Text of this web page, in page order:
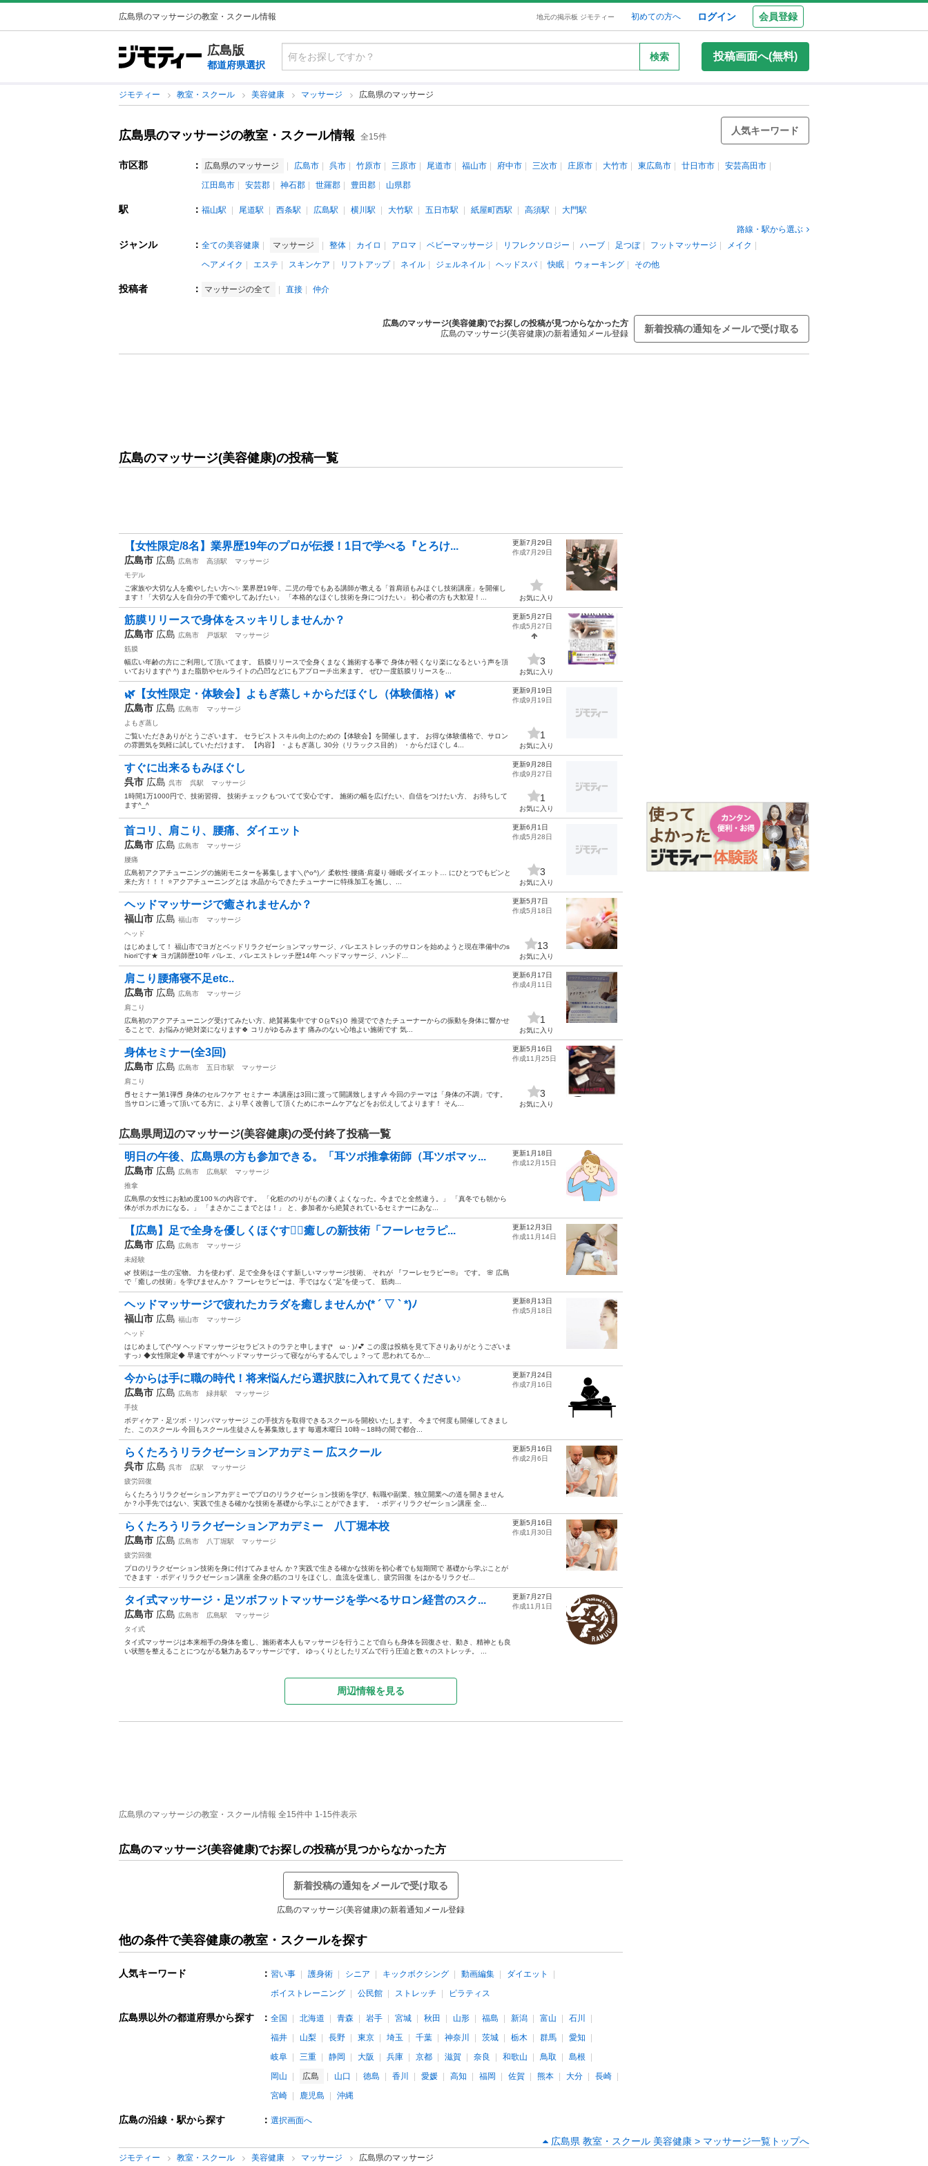
広島県のマッサージの教室・スクール情報 地元の掲示板 ジモティー 初めての方へ ログイン 会員登録
広島版
都道府県選択
検索 投稿画面へ(無料)
ジモティー 教室・スクール 美容健康 マッサージ 広島県のマッサージ
広島県のマッサージの教室・スクール情報 全15件
人気キーワード
市区郡 ： 広島県のマッサージ 広島市 呉市 竹原市 三原市 尾道市 福山市 府中市 三次市 庄原市 大竹市 東広島市 廿日市市
安芸高田市
江田島市
安芸郡 神石郡 世羅郡 豊田郡 山県郡
駅 ： 福山駅 尾道駅 西条駅 広島駅 横川駅 大竹駅 五日市駅 紙屋町西駅 高須駅
大門駅
路線・駅から選ぶ
ジャンル ： 全ての美容健康 マッサージ 整体 カイロ アロマ ベビーマッサージ リフレクソロジー ハーブ 足つぼ フットマッサージ
メイク
ヘアメイク
エステ スキンケア リフトアップ ネイル ジェルネイル ヘッドスパ 快眠 ウォーキング その他
投稿者 ： マッサージの全て 直接 仲介
広島のマッサージ(美容健康)でお探しの投稿が見つからなかった方
広島のマッサージ(美容健康)の新着通知メール登録
新着投稿の通知をメールで受け取る
広島のマッサージ(美容健康)の投稿一覧
【女性限定/8名】業界歴19年のプロが伝授！1日で学べる『とろけ...
広島市 広島 広島市 高須駅
マッサージ
モデル
ご家族や大切な人を癒やしたい方へ✨ 業界歴19年、二児の母でもある講師が教える「首肩頭もみほぐし技術講座」を開催し
ます！ ​「大切な人を自分の手で癒やしてあげたい」 「本格的なほぐし技術を身につけたい」 初心者の方も大歓迎！...
更新7月29日
作成7月29日
お気に入り
筋膜リリースで身体をスッキリしませんか？
広島市 広島 広島市 戸坂駅
マッサージ
筋膜
幅広い年齢の方にご利用して頂いてます。 筋膜リリースで全身くまなく施術する事で 身体が軽くなり楽になるという声を頂
いております(^ ^) また脂肪やセルライトの凸凹などにもアプローチ出来ます。 ぜひ一度筋膜リリースを...
更新5月27日
作成5月27日
3
お気に入り
🌿【女性限定・体験会】よもぎ蒸し＋からだほぐし（体験価格）🌿
広島市 広島 広島市
マッサージ
よもぎ蒸し
ご覧いただきありがとうございます。 セラピストスキル向上のための【体験会】を開催します。 お得な体験価格で、サロン
の雰囲気を気軽に試していただけます。 【内容】 ・よもぎ蒸し 30分（リラックス目的） ・からだほぐし 4...
更新9月19日
作成9月19日
1
お気に入り
すぐに出来るもみほぐし
呉市 広島 呉市 呉駅
マッサージ
1時間1万1000円で、技術習得。 技術チェックもついてて安心です。 施術の幅を広げたい、自信をつけたい方、 お待ちして
ます^_^
更新9月28日
作成9月27日
1
お気に入り
首コリ、肩こり、腰痛、ダイエット
広島市 広島 広島市
マッサージ
腰痛
広島初アクアチューニングの施術モニターを募集します＼(^o^)／ 柔軟性·腰痛·肩凝り·睡眠·ダイエット… にひとつでもピンと
来た方！！！ ⭐アクアチューニングとは 水晶からできたチューナーに特殊加工を施し、...
更新6月1日
作成5月28日
3
お気に入り
ヘッドマッサージで癒されませんか？
福山市 広島 福山市
マッサージ
ヘッド
はじめまして！ 福山市でヨガとベッドリラクゼーションマッサージ、バレエストレッチのサロンを始めようと現在準備中のs
hioriです★ ヨガ講師歴10年 バレエ、バレエストレッチ歴14年 ヘッドマッサージ、ハンド...
更新5月7日
作成5月18日
13
お気に入り
肩こり腰痛寝不足etc..
広島市 広島 広島市
マッサージ
肩こり
広島初のアクアチューニング受けてみたい方、絶賛募集中ですＯ(≧∇≦)Ｏ 推奨でできたチューナーからの振動を身体に響かせ
ることで、お悩みが絶対楽になります🍀 コリがゆるみます 痛みのない心地よい施術です 気...
更新6月17日
作成4月11日
1
お気に入り
身体セミナー(全3回)
広島市 広島 広島市 五日市駅
マッサージ
肩こり
📕セミナー第1弾📕 身体のセルフケア セミナー 本講座は3回に渡って開講致します🎶 今回のテーマは「身体の不調」です。
当サロンに通って頂いてる方に、より早く改善して頂くためにホームケアなどをお伝えしてよります！ そん...
更新5月16日
作成11月25日
3
お気に入り
広島県周辺のマッサージ(美容健康)の受付終了投稿一覧
明日の午後、広島県の方も参加できる。「耳ツボ推拿術師（耳ツボマッ...
広島市 広島 広島市 広島駅
マッサージ
推拿
広島県の女性にお勧め度100％の内容です。 「化粧ののりがもの凄くよくなった。今までと全然違う。」 「真冬でも朝から
体がポカポカになる。」 「まさかここまでとは！」 と、参加者から絶賛されているセミナーにあな...
更新1月18日
作成12月15日
【広島】足で全身を優しくほぐす💆‍♀️癒しの新技術「フーレセラピ...
広島市 広島 広島市
マッサージ
未経験
🌿 技術は一生の宝物。 力を使わず、足で全身をほぐす新しいマッサージ技術、 それが 『フーレセラピー®』 です。 🌸 広島
で「癒しの技術」を学びませんか？ フーレセラピーは、手ではなく“足”を使って、 筋肉...
更新12月3日
作成11月14日
ヘッドマッサージで疲れたカラダを癒しませんか(* ´ ▽ ` *)ﾉ
福山市 広島 福山市
マッサージ
ヘッド
はじめまして(^-^)/ ヘッドマッサージセラピストのラテと申します(*ゝω・)ﾉ💕 この度は投稿を見て下さりありがとうございま
すっ♪ ◆女性限定◆ 早速ですがヘッドマッサージって寝ながらするんでしょ？って 思われてるか...
更新8月13日
作成5月18日
今からは手に職の時代！将来悩んだら選択肢に入れて見てください♪
広島市 広島 広島市 緑井駅
マッサージ
手技
ボディケア・足ツボ・リンパマッサージ この手技方を取得できるスクールを開校いたします。 今まで何度も開催してきまし
た、このスクール 今回もスクール生徒さんを募集致します 毎週木曜日 10時～18時の間で都合...
更新7月24日
作成7月16日
らくたろうリラクゼーションアカデミー 広スクール
呉市 広島 呉市 広駅
マッサージ
疲労回復
らくたろうリラクゼーションアカデミーでプロのリラクゼーション技術を学び、転職や副業、独立開業への道を開きません
か？小手先ではない、実践で生きる確かな技術を基礎から学ぶことができます。 ・ボディリラクゼーション講座 全...
更新5月16日
作成2月6日
らくたろうリラクゼーションアカデミー 八丁堀本校
広島市 広島 広島市 八丁堀駅
マッサージ
疲労回復
プロのリラクゼーション技術を身に付けてみません か？実践で生きる確かな技術を初心者でも短期間で 基礎から学ぶことが
できます ・ボディリラクゼーション講座 全身の筋のコリをほぐし、血流を促進し、疲労回復 をはかるリラクゼ...
更新5月16日
作成1月30日
タイ式マッサージ・足ツボフットマッサージを学べるサロン経営のスク...
広島市 広島 広島市 広島駅
マッサージ
タイ式
タイ式マッサージは本来相手の身体を癒し、施術者本人もマッサージを行うことで自らも身体を回復させ、動き、精神とも良
い状態を整えることにつながる魅力あるマッサージです。 ゆっくりとしたリズムで行う圧迫と数々のストレッチ。 ...
更新7月27日
作成11月1日
周辺情報を見る
広島県のマッサージの教室・スクール情報 全15件中 1-15件表示
広島のマッサージ(美容健康)でお探しの投稿が見つからなかった方
新着投稿の通知をメールで受け取る
広島のマッサージ(美容健康)の新着通知メール登録
他の条件で美容健康の教室・スクールを探す
人気キーワード ： 習い事 護身術 シニア キックボクシング 動画編集
ダイエット
ボイストレーニング
公民館 ストレッチ ピラティス
広島県以外の都道府県から探す ： 全国 北海道 青森 岩手 宮城 秋田 山形 福島 新潟 富山
石川
福井
山梨 長野 東京 埼玉 千葉 神奈川 茨城 栃木 群馬
愛知
岐阜
三重 静岡 大阪 兵庫 京都 滋賀 奈良 和歌山 鳥取
島根
岡山
広島 山口 徳島 香川 愛媛 高知 福岡 佐賀 熊本 大分
長崎
宮崎
鹿児島 沖縄
広島の沿線・駅から探す ： 選択画面へ
広島県 教室・スクール 美容健康 > マッサージ一覧トップへ
ジモティー 教室・スクール 美容健康 マッサージ 広島県のマッサージ